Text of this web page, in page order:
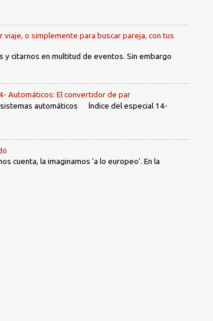
o simplemente para buscar pareja, con tus
citarnos en multitud de eventos. Sin embargo
Automáticos: El convertidor de par
automáticos Índice del especial 14-
cuenta, la imaginamos 'a lo europeo'. En la